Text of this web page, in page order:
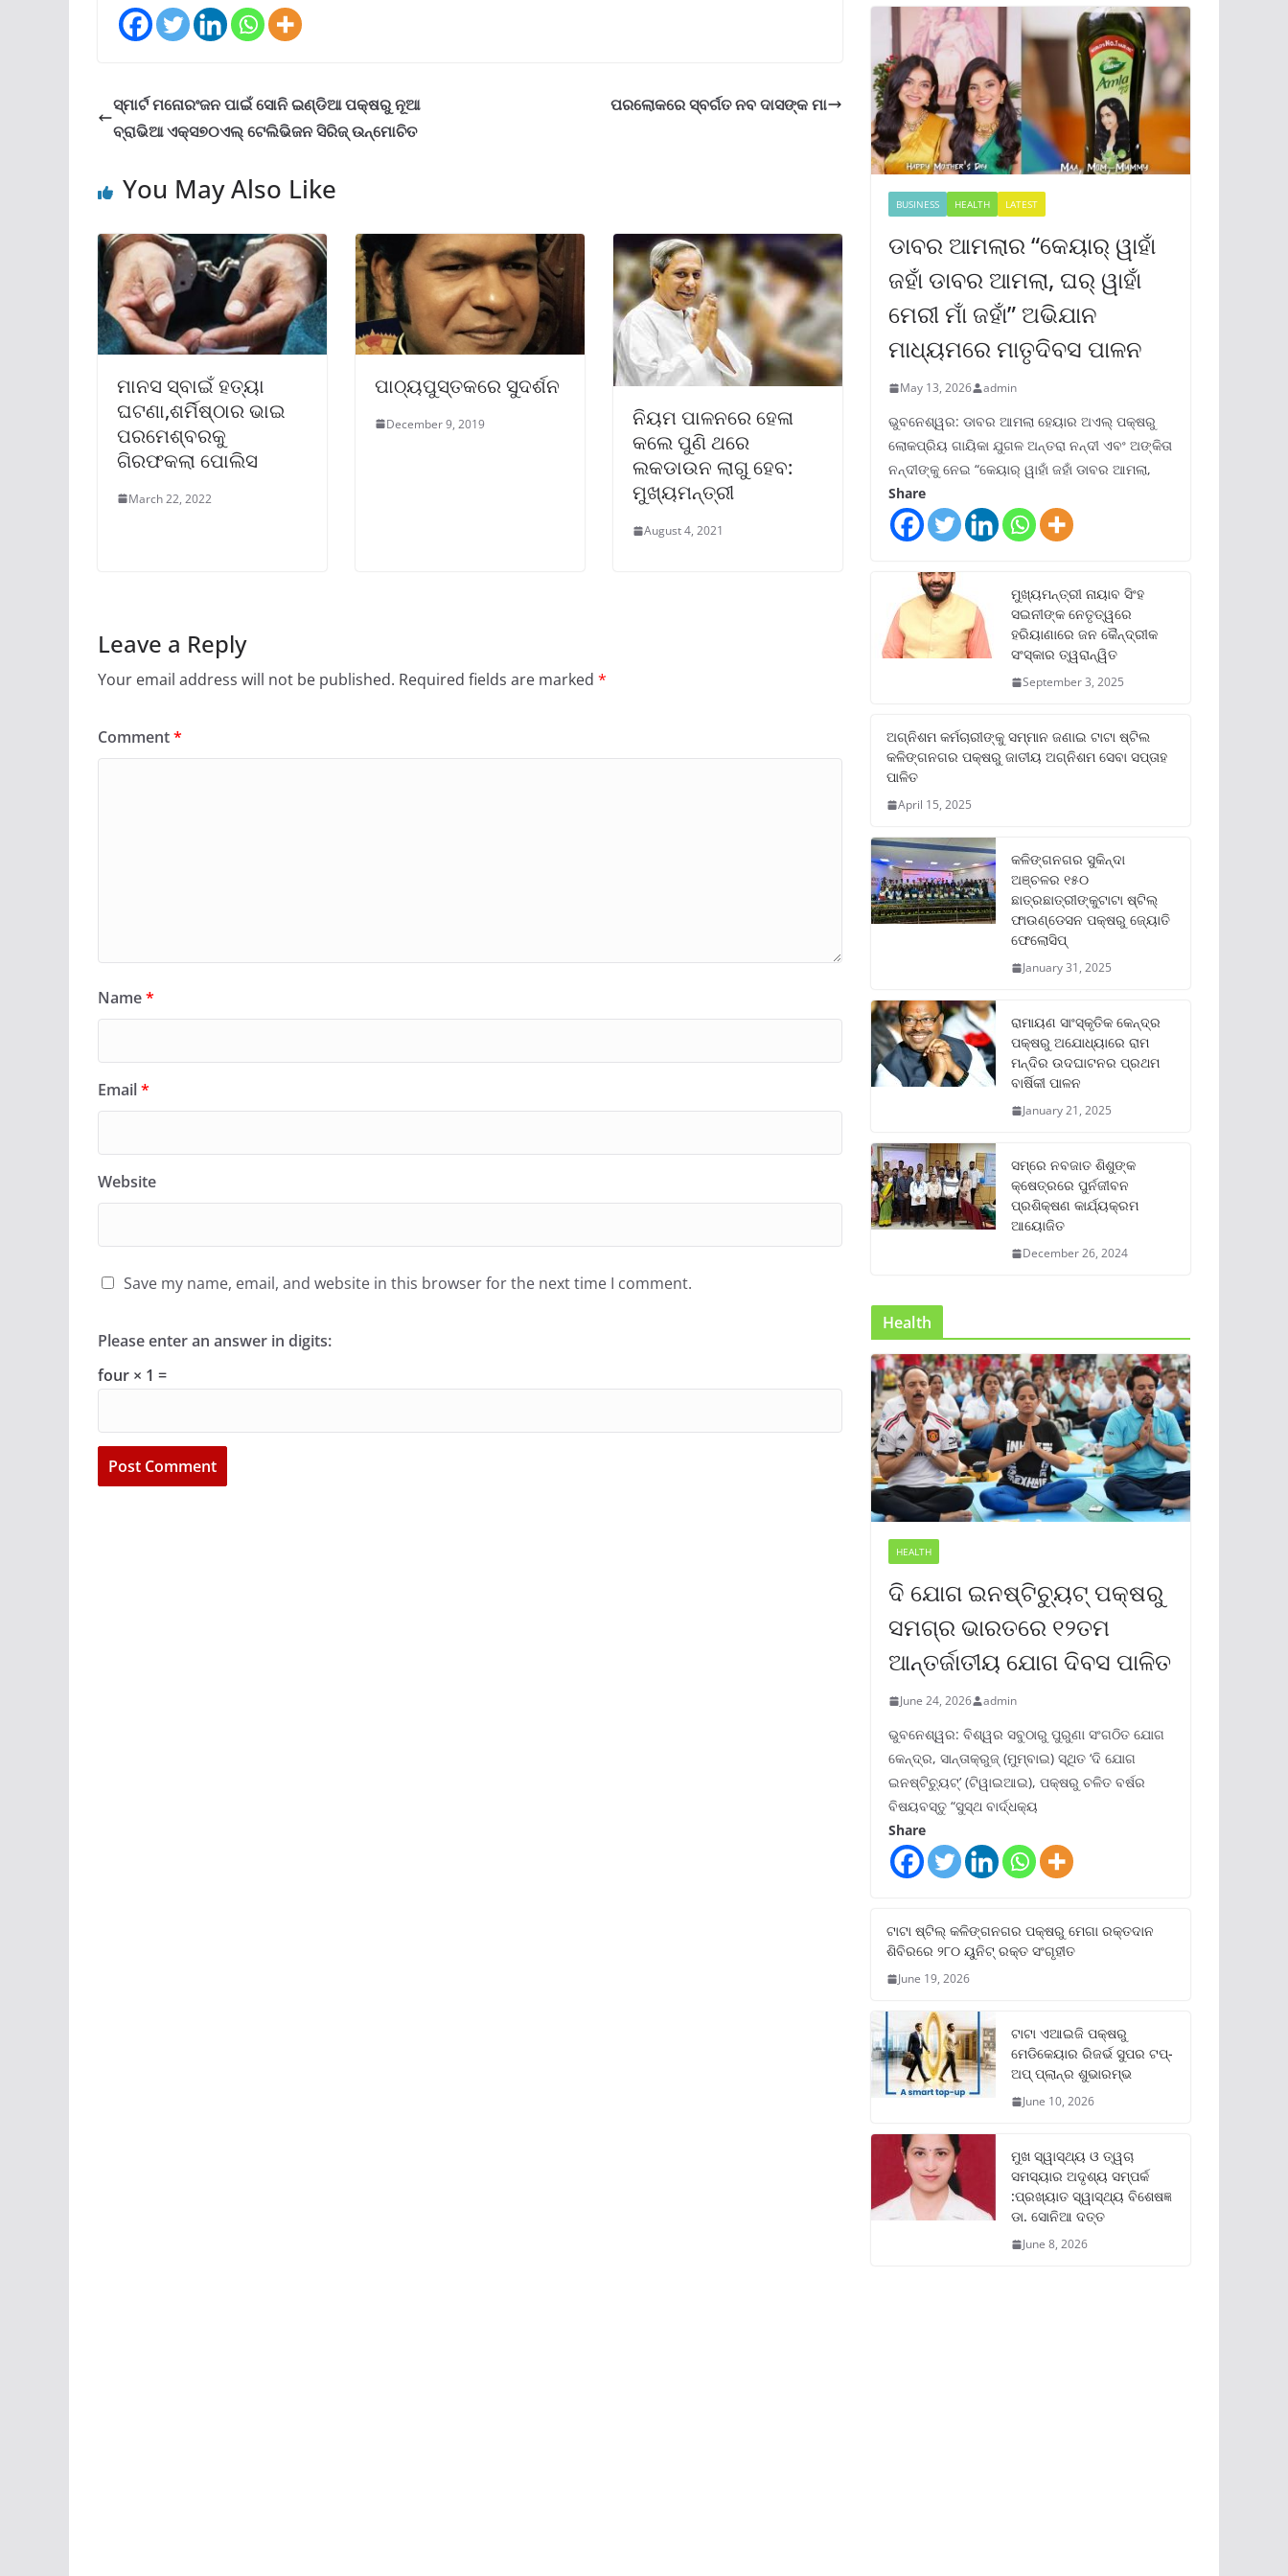
ସ୍ମାର୍ଟ ମନୋରଂଜନ ପାଇଁ ସୋନି ଇଣ୍ଡିଆ ପକ୍ଷରୁ ନୂଆ
ବ୍ରାଭିଆ ଏକ୍ସ୭୦ଏଲ୍ ଟେଲିଭିଜନ ସିରିଜ୍ ଉନ୍ମୋଚିତ
ପରଲୋକରେ ସ୍ବର୍ଗତ ନବ ଦାସଙ୍କ ମା
You May Also Like
ମାନସ ସ୍ବାଇଁ ହତ୍ୟା
ଘଟଣା,ଶର୍ମିଷ୍ଠାର ଭାଇ
ପରମେଶ୍ବରକୁ
ଗିରଫକଲା ପୋଲିସ
March 22, 2022
ପାଠ୍ୟପୁସ୍ତକରେ ସୁଦର୍ଶନ
December 9, 2019
ନିୟମ ପାଳନରେ ହେଳା
କଲେ ପୁଣି ଥରେ
ଲକଡାଉନ ଲାଗୁ ହେବ:
ମୁଖ୍ୟମନ୍ତ୍ରୀ
August 4, 2021
Leave a Reply
Your email address will not be published. Required fields are marked *
Comment*
Name*
Email*
Website
Save my name, email, and website in this browser for the next time I comment.
Please enter an answer in digits:
four × 1 =
BUSINESS HEALTH LATEST
ଡାବର ଆମଲାର “କେୟାର୍ ୱାହାଁ
ଜହାଁ ଡାବର ଆମଲା, ଘର୍ ୱାହାଁ
ମେରୀ ମାଁ ଜହାଁ” ଅଭିଯାନ
ମାଧ୍ୟମରେ ମାତୃଦିବସ ପାଳନ
May 13, 2026 admin
ଭୁବନେଶ୍ୱର: ଡାବର ଆମଲା ହେୟାର ଅଏଲ୍ ପକ୍ଷରୁ
ଲୋକପ୍ରିୟ ଗାୟିକା ଯୁଗଳ ଅନ୍ତରା ନନ୍ଦୀ ଏବଂ ଅଙ୍କିତା
ନନ୍ଦୀଙ୍କୁ ନେଇ “କେୟାର୍ ୱାହାଁ ଜହାଁ ଡାବର ଆମଲା,
Share
ମୁଖ୍ୟମନ୍ତ୍ରୀ ନାୟାବ ସିଂହ
ସଇନୀଙ୍କ ନେତୃତ୍ୱରେ
ହରିୟାଣାରେ ଜନ କୈନ୍ଦ୍ରୀକ
ସଂସ୍କାର ତ୍ୱରାନ୍ୱିତ
September 3, 2025
ଅଗ୍ନିଶମ କର୍ମଚାରୀଙ୍କୁ ସମ୍ମାନ ଜଣାଇ ଟାଟା ଷ୍ଟିଲ
କଳିଙ୍ଗନଗର ପକ୍ଷରୁ ଜାତୀୟ ଅଗ୍ନିଶମ ସେବା ସପ୍ତାହ
ପାଳିତ
April 15, 2025
କଳିଙ୍ଗନଗର ସୁକିନ୍ଦା
ଅଞ୍ଚଳର ୧୫୦
ଛାତ୍ରଛାତ୍ରୀଙ୍କୁଟାଟା ଷ୍ଟିଲ୍
ଫାଉଣ୍ଡେସନ ପକ୍ଷରୁ ଜ୍ୟୋତି
ଫେଲୋସିପ୍‌
January 31, 2025
ରାମାୟଣ ସାଂସ୍କୃତିକ କେନ୍ଦ୍ର
ପକ୍ଷରୁ ଅଯୋଧ୍ୟାରେ ରାମ
ମନ୍ଦିର ଉଦଘାଟନର ପ୍ରଥମ
ବାର୍ଷିକୀ ପାଳନ
January 21, 2025
ସମ୍‌ରେ ନବଜାତ ଶିଶୁଙ୍କ
କ୍ଷେତ୍ରରେ ପୁର୍ନଜୀବନ
ପ୍ରଶିକ୍ଷଣ କାର୍ଯ୍ୟକ୍ରମ
ଆୟୋଜିତ
December 26, 2024
Health
HEALTH
ଦି ଯୋଗ ଇନଷ୍ଟିଚ୍ୟୁଟ୍ ପକ୍ଷରୁ
ସମଗ୍ର ଭାରତରେ ୧୨ତମ
ଆନ୍ତର୍ଜାତୀୟ ଯୋଗ ଦିବସ ପାଳିତ
June 24, 2026 admin
ଭୁବନେଶ୍ୱର: ବିଶ୍ୱର ସବୁଠାରୁ ପୁରୁଣା ସଂଗଠିତ ଯୋଗ
କେନ୍ଦ୍ର, ସାନ୍ତାକ୍ରୁଜ୍ (ମୁମ୍ବାଇ) ସ୍ଥିତ ‘ଦି ଯୋଗ
ଇନଷ୍ଟିଚ୍ୟୁଟ୍‌’ (ଟିୱାଇଆଇ), ପକ୍ଷରୁ ଚଳିତ ବର୍ଷର
ବିଷୟବସ୍ତୁ “ସୁସ୍ଥ ବାର୍ଦ୍ଧକ୍ୟ
Share
ଟାଟା ଷ୍ଟିଲ୍‌ କଳିଙ୍ଗନଗର ପକ୍ଷରୁ ମେଗା ରକ୍ତଦାନ
ଶିବିରରେ ୨୮୦ ୟୁନିଟ୍‌ ରକ୍ତ ସଂଗୃହୀତ
June 19, 2026
ଟାଟା ଏଆଇଜି ପକ୍ଷରୁ
ମେଡିକେୟାର ରିଜର୍ଭ ସୁପର ଟପ୍‌-
ଅପ୍ ପ୍ଲାନ୍‌ର ଶୁଭାରମ୍ଭ
June 10, 2026
ମୁଖ ସ୍ୱାସ୍ଥ୍ୟ ଓ ତ୍ୱଚା
ସମସ୍ୟାର ଅଦୃଶ୍ୟ ସମ୍ପର୍କ
:ପ୍ରଖ୍ୟାତ ସ୍ୱାସ୍ଥ୍ୟ ବିଶେଷଜ୍ଞ
ଡା. ସୋନିଆ ଦତ୍ତ
June 8, 2026